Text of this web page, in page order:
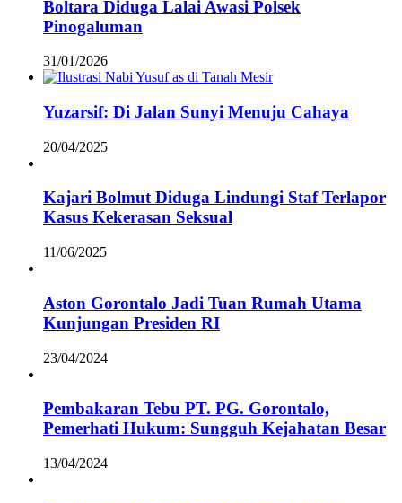
Boltara Diduga Lalai Awasi Polsek
Pinogaluman
31/01/2026
Yuzarsif: Di Jalan Sunyi Menuju Cahaya
20/04/2025
Kajari Bolmut Diduga Lindungi Staf Terlapor
Kasus Kekerasan Seksual
11/06/2025
Aston Gorontalo Jadi Tuan Rumah Utama
Kunjungan Presiden RI
23/04/2024
Pembakaran Tebu PT. PG. Gorontalo,
Pemerhati Hukum: Sungguh Kejahatan Besar
13/04/2024